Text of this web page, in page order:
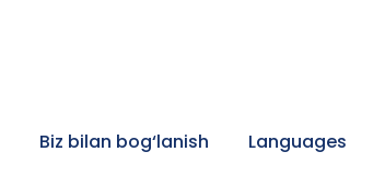
Biz bilan bog‘lanish Languages